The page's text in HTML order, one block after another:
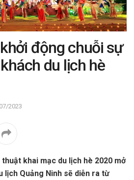
động chuỗi sự
du lịch hè
2023
khai mạc du lịch hè 2020 mở
lịch Quảng Ninh sẽ diễn ra từ